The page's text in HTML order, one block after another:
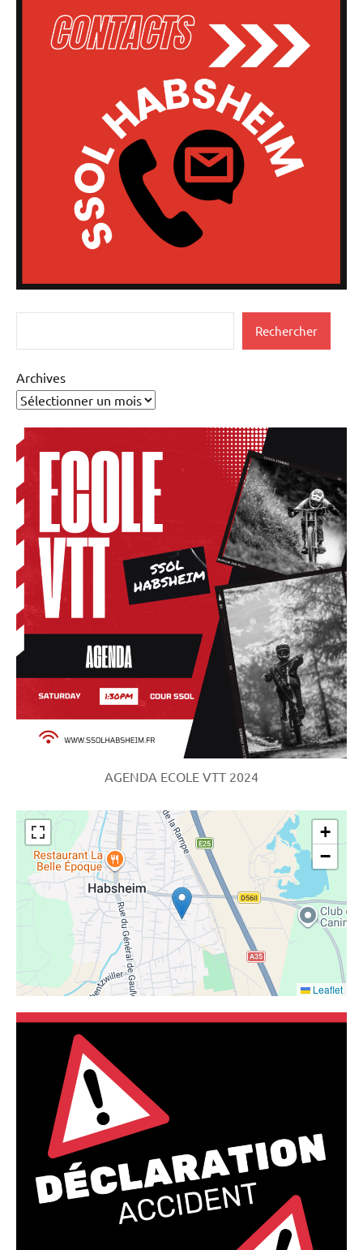
Rechercher
Archives
AGENDA ECOLE VTT 2024
+
−
Leaflet